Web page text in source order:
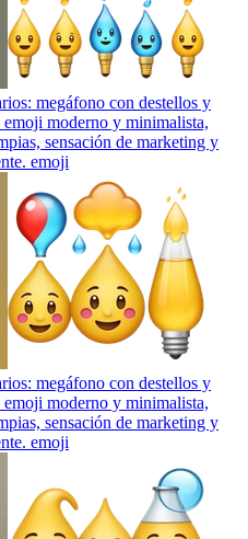
megáfono con destellos y
moderno y minimalista,
sensación de marketing y
emoji
megáfono con destellos y
moderno y minimalista,
sensación de marketing y
emoji